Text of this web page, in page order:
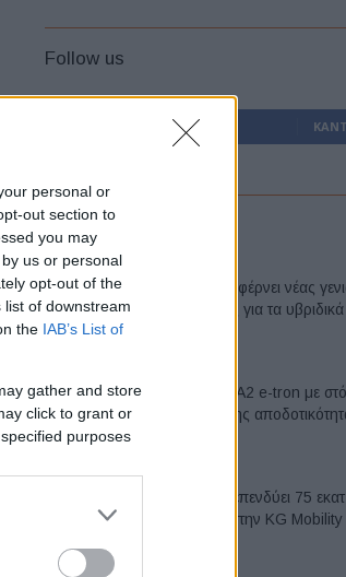
personal or
out section to
you may
us or personal
opt-out of the
of downstream
the IAB’s List of
gather and store
click to grant or
purposes
Follow us
Υποστηρικτές
Latest
Η Toyota φέρνει νέας
μπαταρίες για τα
Νέο Audi A2 e-tron με
κορυφή της
Η Chery επενδύει 75
δολάρια στην KG Mobility